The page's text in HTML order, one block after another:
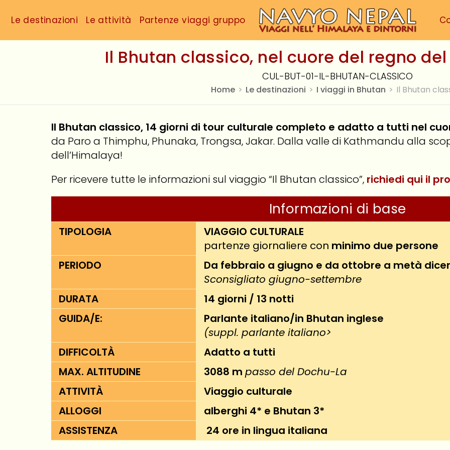
Le destinazioni Le attività Partenze viaggi gruppo
Il Bhutan classico, nel cuore del regno
CUL-BUT-01-IL-BHUTAN-CLASSICO
Home > Le destinazioni > I viaggi in Bhutan > Il Bhutan
Il Bhutan classico, 14 giorni di tour culturale completo e adatto a tutti nel
da Paro a Thimphu, Phunaka, Trongsa, Jakar. Dalla valle di Kathmandu alla
dell’Himalaya!
Per ricevere tutte le informazioni sul viaggio “Il Bhutan classico”, richiedi qui il
Informazioni di base
TIPOLOGIA
VIAGGIO CULTURALE
partenze giornaliere con minimo due persone
PERIODO
Da febbraio a giugno e da ottobre a metà
Sconsigliato giugno-settembre
DURATA
14 giorni / 13 notti
GUIDA/E:
Parlante italiano/in Bhutan inglese
(suppl. parlante italiano>
DIFFICOLTÀ
Adatto a tutti
MAX. ALTITUDINE
3088 m passo del Dochu-La
ATTIVITÀ
Viaggio culturale
ALLOGGI
alberghi 4* e Bhutan 3*
ASSISTENZA
24 ore in lingua italiana